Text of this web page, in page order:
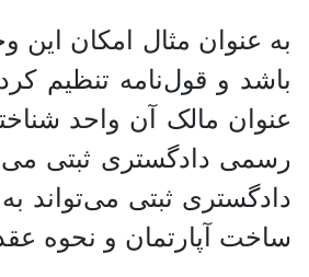
به عنوان مثال امکان این
باشد و قول‌نامه تنظیم
عنوان مالک آن واحد
رسمی دادگستری ثبتی
دادگستری ثبتی می‌تواند
ساخت آپارتمان و نحوه